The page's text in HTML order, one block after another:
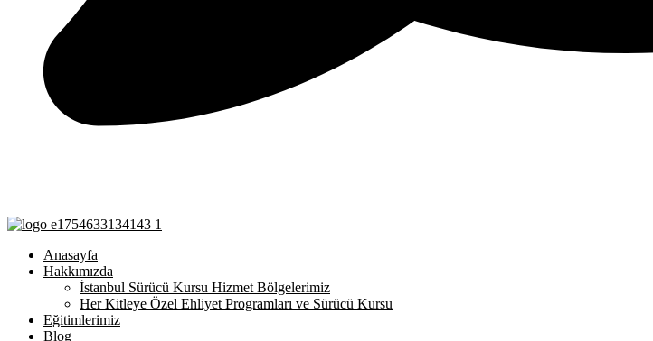
Anasayfa
Hakkımızda
İstanbul Sürücü Kursu Hizmet Bölgelerimiz
Her Kitleye Özel Ehliyet Programları ve Sürücü Kursu
Eğitimlerimiz
Blog